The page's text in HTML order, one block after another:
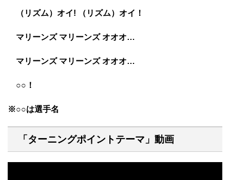
（リズム）オイ! （リズム）オイ！
マリーンズ マリーンズ オオオ…
マリーンズ マリーンズ オオオ…
○○！
※○○は選手名
「ターニングポイントテーマ」動画